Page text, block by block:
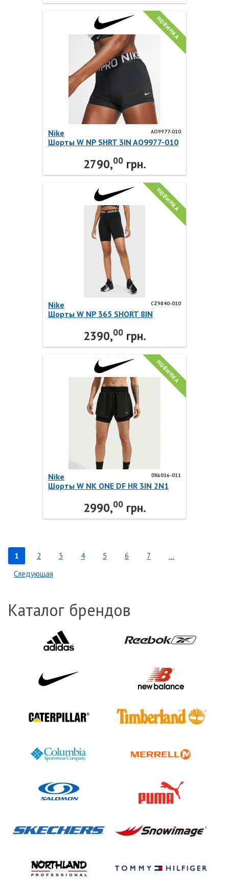
НОВИНКА
AO9977-010
Nike
Шорты W NP SHRT 3IN AO9977-010
2790,00грн.
НОВИНКА
CZ9840-010
Nike
Шорты W NP 365 SHORT 8IN
2390,00грн.
НОВИНКА
DX6016-011
Nike
Шорты W NK ONE DF HR 3IN 2N1
2990,00грн.
1 2 3 4 5 6 7
...
Следующая
Каталог брендов